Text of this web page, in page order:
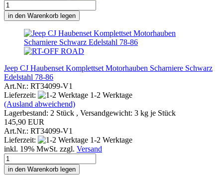
in den Warenkorb legen
Jeep CJ Haubenset Komplettset Motorhauben Scharniere Schwarz
Edelstahl 78-86
Art.Nr.: RT34099-V1
Lieferzeit:
1-2 Werktage
(Ausland abweichend)
Lagerbestand: 2 Stück , Versandgewicht: 3 kg je Stück
145,90 EUR
Art.Nr.: RT34099-V1
Lieferzeit:
1-2 Werktage
inkl. 19% MwSt. zzgl. Versand
in den Warenkorb legen